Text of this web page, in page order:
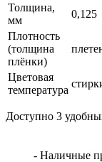
Толщина,
мм
0,125
Плотность
(толщина
плёнки)
Цветовая
температура
Доступно 3
- Наличные